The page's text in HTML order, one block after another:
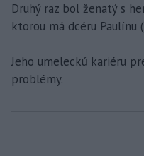
Druhý raz bol ženatý s
ktorou má dcéru Paulínu
Jeho umeleckú kariéru
problémy.